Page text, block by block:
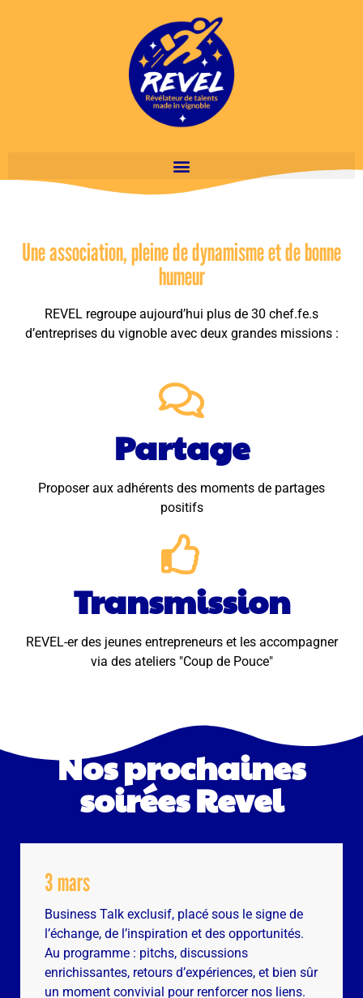
Une association, pleine de dynamisme et de bonne
humeur
REVEL regroupe aujourd’hui plus de 30 chef.fe.s
d’entreprises du vignoble avec deux grandes missions :
Partage
Proposer aux adhérents des moments de partages
positifs
Transmission
REVEL-er des jeunes entrepreneurs et les accompagner
via des ateliers "Coup de Pouce"
Nos prochaines
soirées Revel
3 mars
Business Talk exclusif, placé sous le signe de
l’échange, de l’inspiration et des opportunités.
Au programme : pitchs, discussions
enrichissantes, retours d’expériences, et bien sûr
un moment convivial pour renforcer nos liens.